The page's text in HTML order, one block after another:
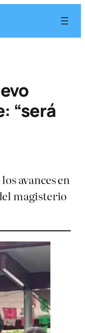
“será
avances en
magisterio